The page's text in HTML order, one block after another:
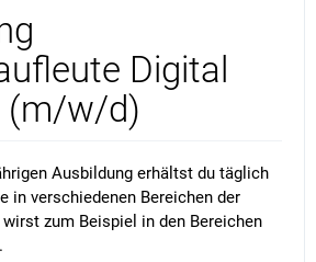
Digital
(m/w/d)
Ausbildung erhältst du täglich
in verschiedenen Bereichen der
zum Beispiel in den Bereichen